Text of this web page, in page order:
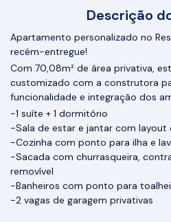
Descrição
Apartamento personalizado no
recém-entregue!
Com 70,08m² de área privativa,
customizado com a construtora
funcionalidade e integração dos
-1 suíte + 1 dormitório
-Sala de estar e jantar com layout
-Cozinha com ponto para ilha e
-Sacada com churrasqueira,
removível
-Banheiros com ponto para
-2 vagas de garagem privativas